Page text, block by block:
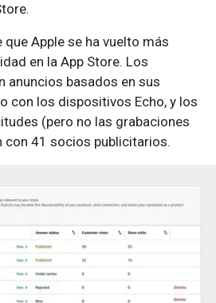
que Apple se ha vuelto más
en la App Store. Los
anuncios basados en sus
con los dispositivos Echo, y los
(pero no las grabaciones
con 41 socios publicitarios.